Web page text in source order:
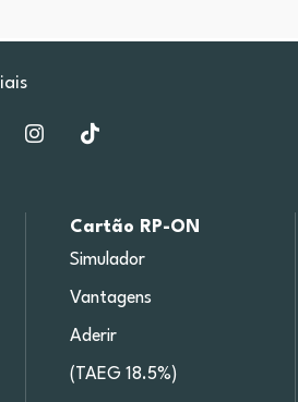
Cartão RP-ON
Simulador
Vantagens
Aderir
(TAEG 18.5%)